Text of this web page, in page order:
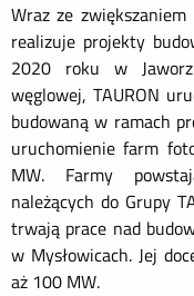
Wraz ze
realizuje projekty
2020 roku w
węglowej, TAURON
budowaną w ramach
uruchomienie farm
MW. Farmy
należących do Grupy
trwają prace nad
w Mysłowicach. Jej
aż 100 MW.